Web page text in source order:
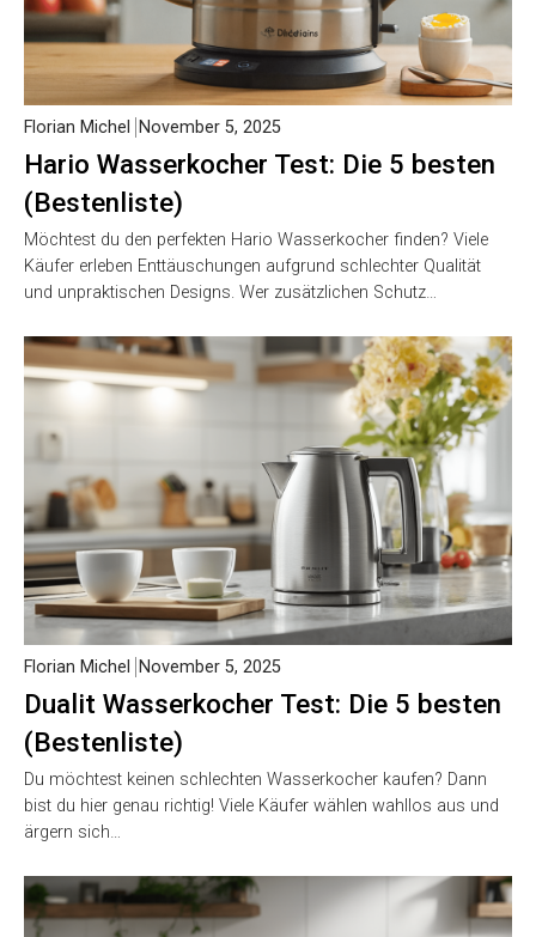
Hario Wasserkocher Test: Die 5 besten
(Bestenliste)
Florian Michel November 5, 2025
Möchtest du den perfekten Hario Wasserkocher finden? Viele
Käufer erleben Enttäuschungen aufgrund schlechter Qualität
und unpraktischen Designs. Wer zusätzlichen Schutz…
Dualit Wasserkocher Test: Die 5 besten
(Bestenliste)
Florian Michel November 5, 2025
Du möchtest keinen schlechten Wasserkocher kaufen? Dann
bist du hier genau richtig! Viele Käufer wählen wahllos aus und
ärgern sich…